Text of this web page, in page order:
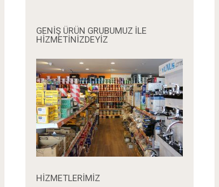
GENİŞ ÜRÜN GRUBUMUZ İLE
HİZMETİNİZDEYİZ
HİZMETLERİMİZ